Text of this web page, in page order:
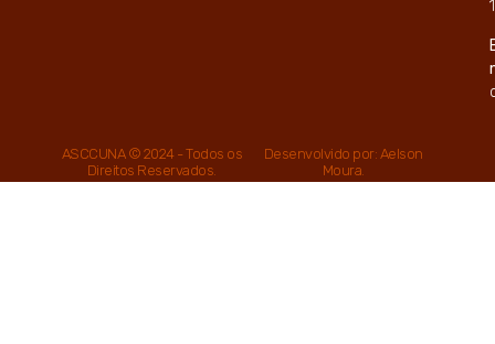
Desenvolvido por: Aelson
Moura.
ASCCUNA © 2024 - Todos os
Direitos Reservados.